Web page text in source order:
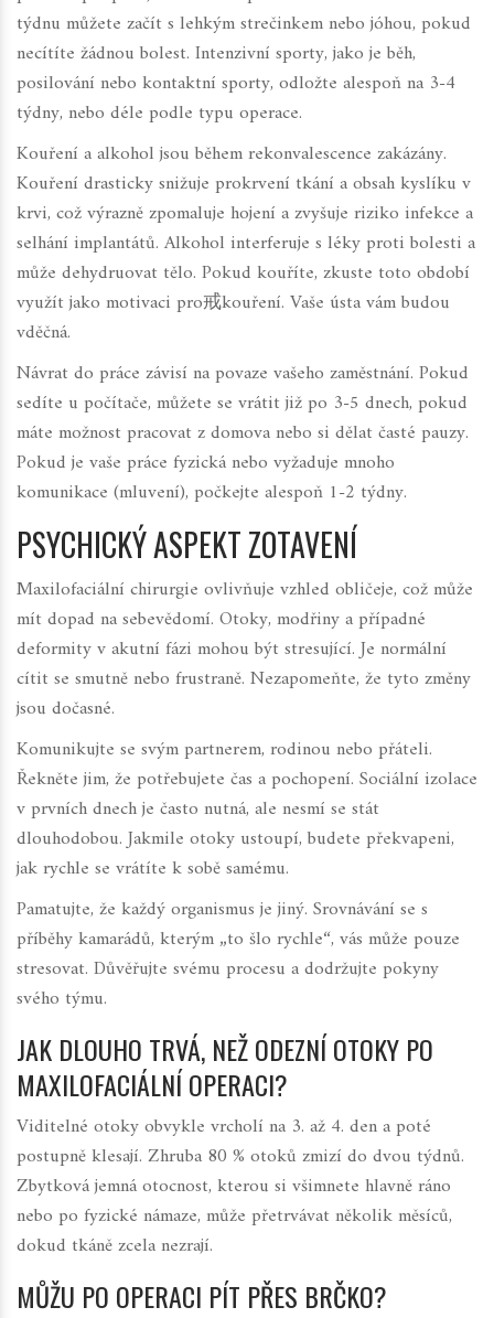
týdnu můžete začít s lehkým strečinkem nebo jóhou, pokud
necítíte žádnou bolest. Intenzivní sporty, jako je běh,
posilování nebo kontaktní sporty, odložte alespoň na 3-4
týdny, nebo déle podle typu operace.
Kouření a alkohol jsou během rekonvalescence zakázány.
Kouření drasticky snižuje prokrvení tkání a obsah kyslíku v
krvi, což výrazně zpomaluje hojení a zvyšuje riziko infekce a
selhání implantátů. Alkohol interferuje s léky proti bolesti a
může dehydruovat tělo. Pokud kouříte, zkuste toto období
využít jako motivaci pro戒kouření. Vaše ústa vám budou
vděčná.
Návrat do práce závisí na povaze vašeho zaměstnání. Pokud
sedíte u počítače, můžete se vrátit již po 3-5 dnech, pokud
máte možnost pracovat z domova nebo si dělat časté pauzy.
Pokud je vaše práce fyzická nebo vyžaduje mnoho
komunikace (mluvení), počkejte alespoň 1-2 týdny.
PSYCHICKÝ ASPEKT ZOTAVENÍ
Maxilofaciální chirurgie ovlivňuje vzhled obličeje, což může
mít dopad na sebevědomí. Otoky, modřiny a případné
deformity v akutní fázi mohou být stresující. Je normální
cítit se smutně nebo frustraně. Nezapomeňte, že tyto změny
jsou dočasné.
Komunikujte se svým partnerem, rodinou nebo přáteli.
Řekněte jim, že potřebujete čas a pochopení. Sociální izolace
v prvních dnech je často nutná, ale nesmí se stát
dlouhodobou. Jakmile otoky ustoupí, budete překvapeni,
jak rychle se vrátíte k sobě samému.
Pamatujte, že každý organismus je jiný. Srovnávání se s
příběhy kamarádů, kterým „to šlo rychle“, vás může pouze
stresovat. Důvěřujte svému procesu a dodržujte pokyny
svého týmu.
JAK DLOUHO TRVÁ, NEŽ ODEZNÍ OTOKY PO
MAXILOFACIÁLNÍ OPERACI?
Viditelné otoky obvykle vrcholí na 3. až 4. den a poté
postupně klesají. Zhruba 80 % otoků zmizí do dvou týdnů.
Zbytková jemná otocnost, kterou si všimnete hlavně ráno
nebo po fyzické námaze, může přetrvávat několik měsíců,
dokud tkáně zcela nezrají.
MŮŽU PO OPERACI PÍT PŘES BRČKO?